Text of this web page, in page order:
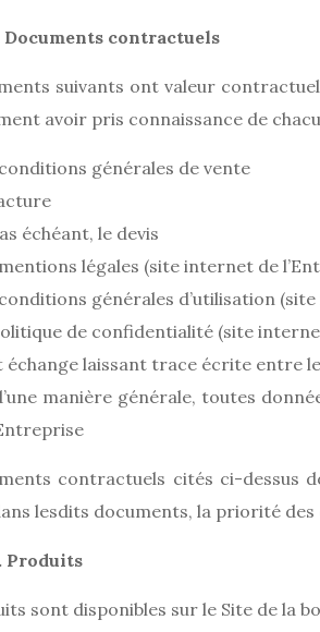
contractuels
suivants ont valeur
avoir pris connaissance de
générales de vente
échéant, le devis
légales (site internet de
générales d’utilisation
de confidentialité (site
échange laissant trace écrite entre
manière générale, toutes
contractuels cités ci-dessus
lesdits documents, la priorité
Produits
sont disponibles sur le Site de la